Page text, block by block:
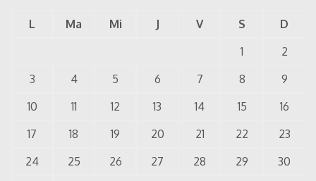
L Ma Mi J V S
D
1
2
3
4 5 6 7 8
9
10
11 12 13 14 15
16
17
18 19 20 21 22
23
24
25 26 27 28 29 30